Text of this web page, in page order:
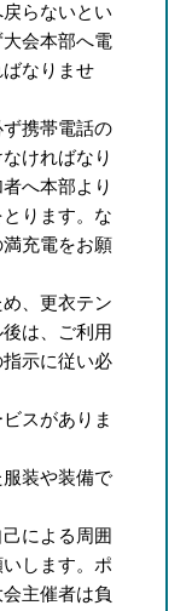
らないとい
会本部へ電
なりませ
携帯電話の
ければなり
へ本部より
ります。な
充電をお願
、更衣テン
は、ご利用
示に従い必
スがありま
装や装備で
による周囲
します。ポ
主催者は負